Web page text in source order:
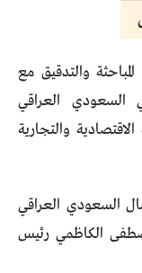
والتدقيق مع
السعودي العراقي
والتجارية
السعودي العراقي
الكاظمي رئيس